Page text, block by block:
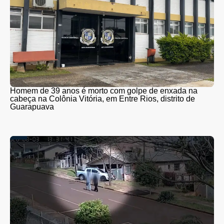
Homem de 39 anos é morto com golpe de enxada na
cabeça na Colônia Vitória, em Entre Rios, distrito de
Guarapuava